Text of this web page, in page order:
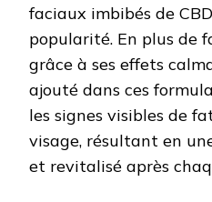
faciaux imbibés de
popularité. En plus de
grâce à ses effets
ajouté dans ces
les signes visibles de
visage, résultant en
et revitalisé après